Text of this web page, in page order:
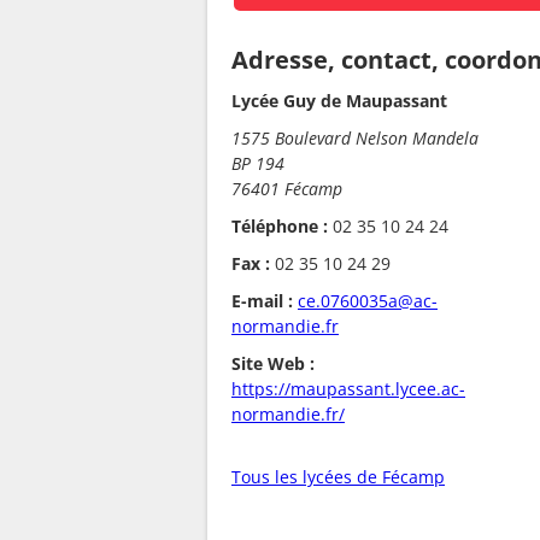
Adresse, contact,
Lycée Guy de Maupassant
1575 Boulevard Nelson Mandela
BP 194
76401 Fécamp
Téléphone : 02 35 10 24 24
Fax : 02 35 10 24 29
E-mail : ce.0760035a@ac-
normandie.fr
Site Web :
https://maupassant.lycee.ac-
normandie.fr/
Tous les lycées de Fécamp